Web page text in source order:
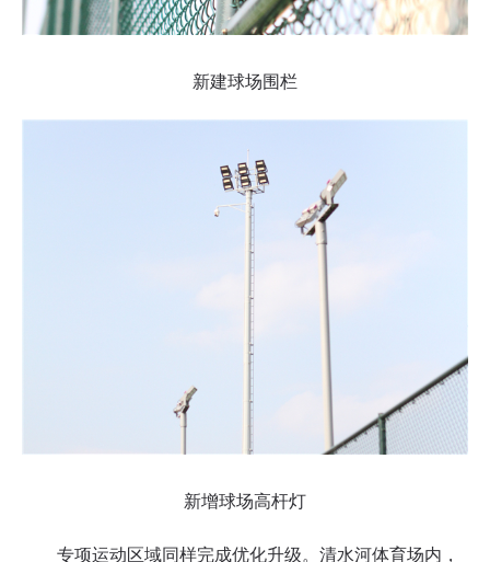
新建球场围栏
新增球场高杆灯
专项运动区域同样完成优化升级。清水河体育场内，